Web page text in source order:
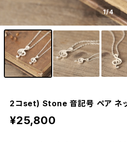
1/4
2コset) Stone 音記号 ペア ネ
¥25,800